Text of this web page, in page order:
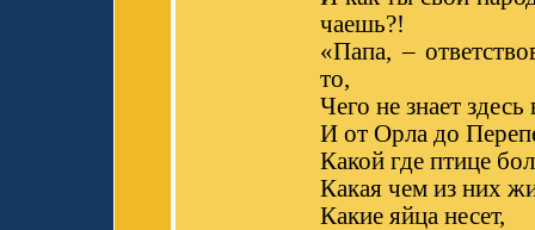
чаешь?!
«Папа, –
то,
Чего не знает здесь
И от Орла до
Какой где птице
Какая чем из них
Какие яйца несет,